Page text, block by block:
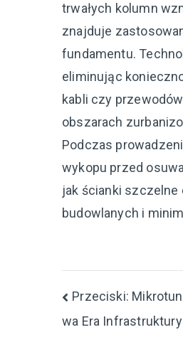
trwałych kolumn
znajduje
fundamentu.
eliminując
kabli czy
obszarach
Podczas
wykopu przed
jak ścianki
budowlanych i
Nawigacja
wpisu
Przeciski:
wa Era